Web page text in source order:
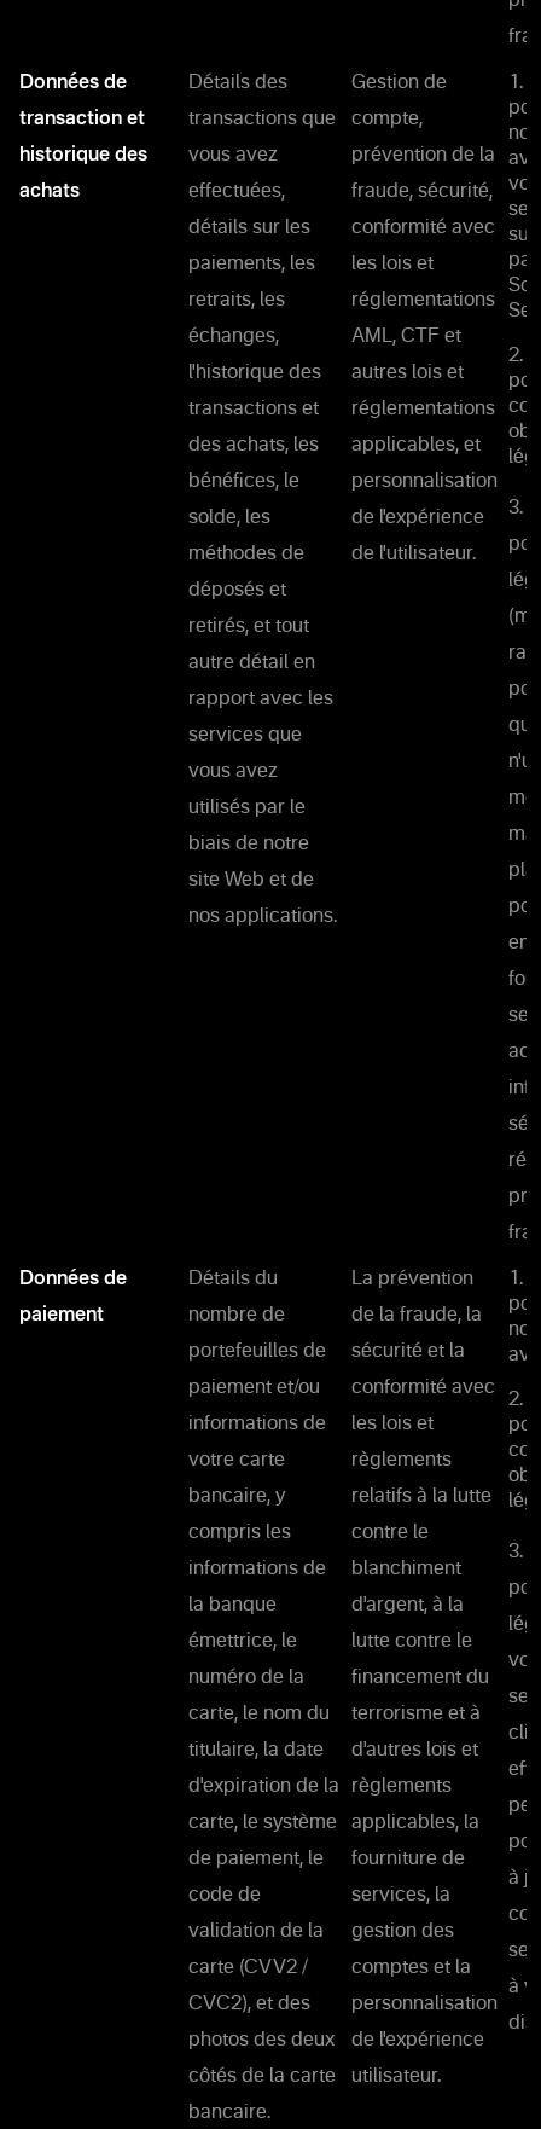
Données de
transaction et
historique des
achats
Détails des
transactions que
vous avez
effectuées,
détails sur les
paiements, les
retraits, les
échanges,
l'historique des
transactions et
des achats, les
bénéfices, le
solde, les
méthodes de
déposés et
retirés, et tout
autre détail en
rapport avec les
services que
vous avez
utilisés par le
biais de notre
site Web et de
nos applications.
Gestion de
compte,
prévention de la
fraude, sécurité,
conformité avec
les lois et
réglementations
AML, CTF et
autres lois et
réglementations
applicables, et
personnalisation
de l'expérience
de l'utilisateur.
1.
2.
3.
Données de
paiement
Détails du
nombre de
portefeuilles de
paiement et/ou
informations de
votre carte
bancaire, y
compris les
informations de
la banque
émettrice, le
numéro de la
carte, le nom du
titulaire, la date
d'expiration de la
carte, le système
de paiement, le
code de
validation de la
carte (CVV2 /
CVC2), et des
photos des deux
côtés de la carte
bancaire.
La prévention
de la fraude, la
sécurité et la
conformité avec
les lois et
règlements
relatifs à la lutte
contre le
blanchiment
d'argent, à la
lutte contre le
financement du
terrorisme et à
d'autres lois et
règlements
applicables, la
fourniture de
services, la
gestion des
comptes et la
personnalisation
de l'expérience
utilisateur.
1.
2.
3.
à
à